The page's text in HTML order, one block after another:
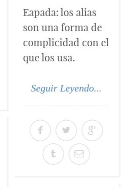
Eapada: los alias
son una forma de
complicidad con el
que los usa.
Seguir Leyendo...